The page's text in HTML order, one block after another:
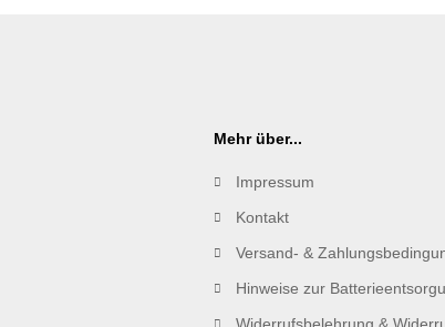
Mehr über...
Impressum
Kontakt
Versand- &
Hinweise zur
Widerrufsbelehrung &